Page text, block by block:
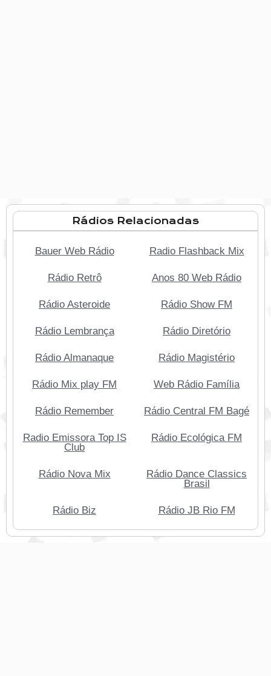
Rádios Relacionadas
Bauer Web Rádio Radio Flashback Mix
Rádio Retrô Anos 80 Web Rádio
Rádio Asteroide Rádio Show FM
Rádio Lembrança Rádio Diretório
Rádio Almanaque Rádio Magistério
Rádio Mix play FM Web Rádio Família
Rádio Remember Rádio Central FM Bagé
Radio Emissora Top IS
Club
Rádio Ecológica FM
Rádio Nova Mix
Rádio Dance Classics
Brasil
Rádio Biz Rádio JB Rio FM